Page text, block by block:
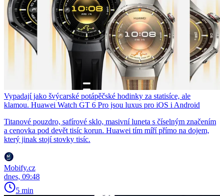
Vypadají jako švýcarské potápěčské hodinky za statisíce, ale
klamou. Huawei Watch GT 6 Pro jsou luxus pro iOS i Android
Titanové pouzdro, safírové sklo, masivní luneta s číselným značením
a cenovka pod devět tisíc korun. Huawei tím míří přímo na dojem,
který jinak stojí stovky tisíc.
Mobify.cz
dnes, 09:48
5 min